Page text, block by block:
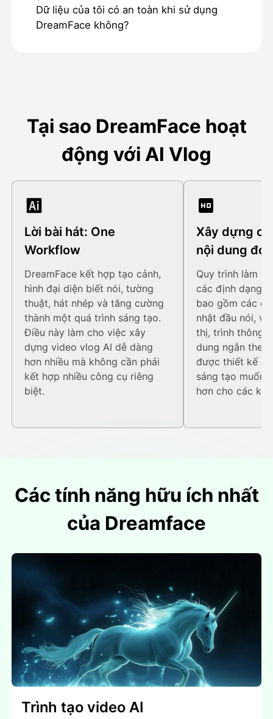
Dữ liệu của tôi có an toàn khi sử dụng
DreamFace không?
Tại sao DreamFace hoạt
động với AI Vlog
Lời bài hát: One
Workflow
DreamFace kết hợp tạo cảnh,
hình đại diện biết nói, tường
thuật, hát nhép và tăng cường
thành một quá trình sáng tạo.
Điều này làm cho việc xây
dựng video vlog AI dễ dàng
hơn nhiều mà không cần phải
kết hợp nhiều công cụ riêng
biệt.
Xây dựng
nội dung
Quy trình làm
các định dạng
bao gồm các
nhật đầu nói,
thị, trình thông
dung ngắn theo
được thiết kế
sáng tạo muốn
hơn cho các
Các tính năng hữu ích nhất
của Dreamface
Trình tạo video AI